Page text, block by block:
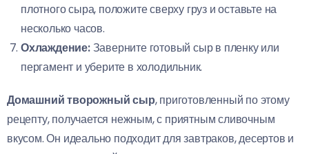
плотного сыра, положите сверху груз и оставьте на
несколько часов.
Охлаждение:Заверните готовый сыр в пленку или
пергамент и уберите в холодильник.
Домашний творожный сыр, приготовленный по этому
рецепту, получается нежным, с приятным сливочным
вкусом. Он идеально подходит для завтраков, десертов и